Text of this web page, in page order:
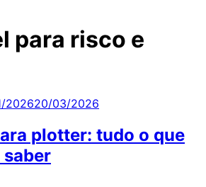
para risco e
202620/03/2026
plotter: tudo o que